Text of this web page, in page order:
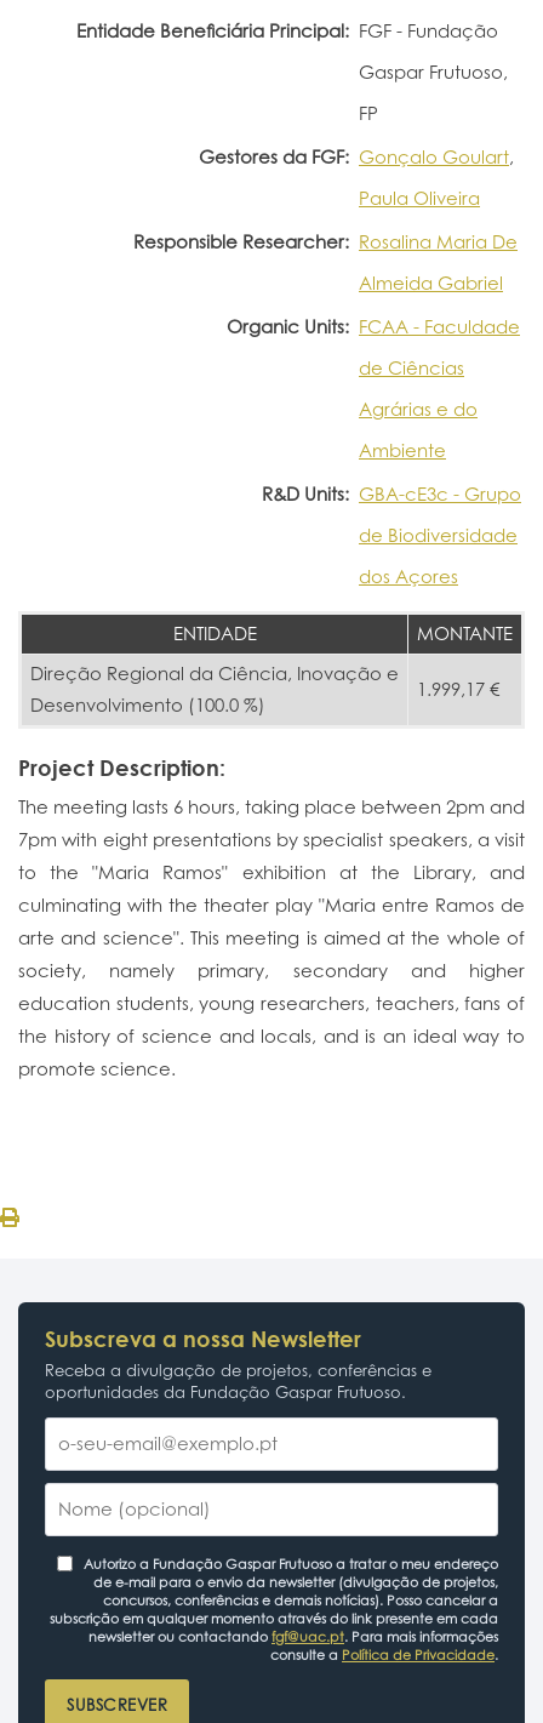
Entidade Beneficiária Principal: FGF - Fundação
Gaspar Frutuoso,
FP
Gestores da FGF: Gonçalo Goulart,
Paula Oliveira
Responsible Researcher: Rosalina Maria De
Almeida Gabriel
Organic Units: FCAA - Faculdade
de Ciências
Agrárias e do
Ambiente
R&D Units: GBA-cE3c - Grupo
de Biodiversidade
dos Açores
ENTIDADE
MONTANTE
Direção Regional da Ciência, Inovação e
Desenvolvimento (100.0 %)
1.999,17 €
Project Description:
The meeting lasts 6 hours, taking place between 2pm and
7pm with eight presentations by specialist speakers, a visit
to the "Maria Ramos" exhibition at the Library, and
culminating with the theater play "Maria entre Ramos de
arte and science". This meeting is aimed at the whole of
society, namely primary, secondary and higher
education students, young researchers, teachers, fans of
the history of science and locals, and is an ideal way to
promote science.
Subscreva a nossa Newsletter
Receba a divulgação de projetos, conferências e
oportunidades da Fundação Gaspar Frutuoso.
Autorizo a Fundação Gaspar Frutuoso a tratar o meu endereço
de e-mail para o envio da newsletter (divulgação de projetos,
concursos, conferências e demais notícias). Posso cancelar a
subscrição em qualquer momento através do link presente em cada
newsletter ou contactando fgf@uac.pt. Para mais informações
consulte a Política de Privacidade.
SUBSCREVER